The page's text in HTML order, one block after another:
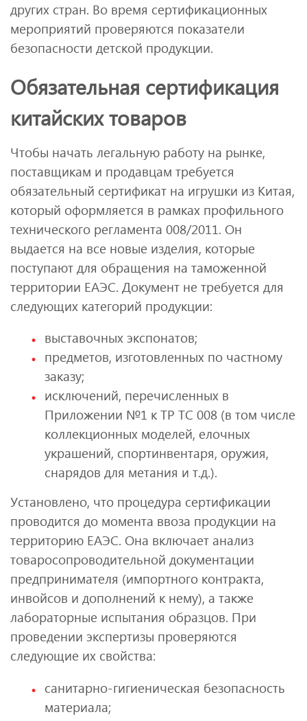
других стран. Во время сертификационных
мероприятий проверяются показатели
безопасности детской продукции.
Обязательная сертификация
китайских товаров
Чтобы начать легальную работу на рынке,
поставщикам и продавцам требуется
обязательный сертификат на игрушки из Китая,
который оформляется в рамках профильного
технического регламента 008/2011. Он
выдается на все новые изделия, которые
поступают для обращения на таможенной
территории ЕАЭС. Документ не требуется для
следующих категорий продукции:
выставочных экспонатов;
предметов, изготовленных по частному
заказу;
исключений, перечисленных в
Приложении №1 к ТР ТС 008 (в том числе
коллекционных моделей, елочных
украшений, спортинвентаря, оружия,
снарядов для метания и т.д.).
Установлено, что процедура сертификации
проводится до момента ввоза продукции на
территорию ЕАЭС. Она включает анализ
товаросопроводительной документации
предпринимателя (импортного контракта,
инвойсов и дополнений к нему), а также
лабораторные испытания образцов. При
проведении экспертизы проверяются
следующие их свойства:
санитарно-гигиеническая безопасность
материала;